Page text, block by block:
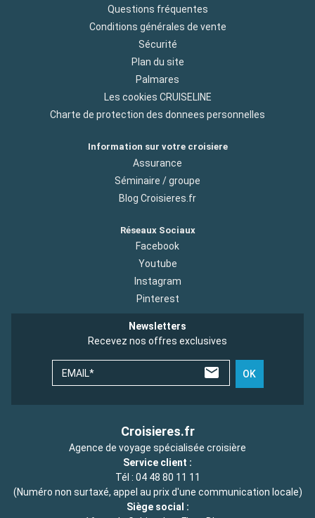
Questions fréquentes
Conditions générales de vente
Sécurité
Plan du site
Palmares
Les cookies CRUISELINE
Charte de protection des donnees personnelles
Information sur votre croisiere
Assurance
Séminaire / groupe
Blog Croisieres.fr
Réseaux Sociaux
Facebook
Youtube
Instagram
Pinterest
Newsletters
Recevez nos offres exclusives
EMAIL* OK
Croisieres.fr
Agence de voyage spécialisée croisière
Service client :
Tél : 04 48 80 11 11
(Numéro non surtaxé, appel au prix d'une communication locale)
Siège social :